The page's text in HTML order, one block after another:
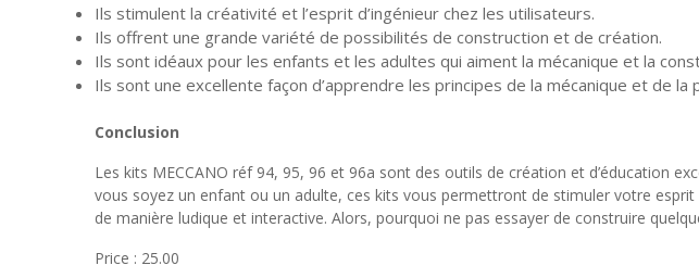
Ils stimulent la créativité et l’esprit d’ingénieur chez les utilisateurs.
Ils offrent une grande variété de possibilités de construction et de création.
Ils sont idéaux pour les enfants et les adultes qui aiment la mécanique et la
Ils sont une excellente façon d’apprendre les principes de la mécanique et de
Conclusion
Les kits MECCANO réf 94, 95, 96 et 96a sont des outils de création et d’éducation
vous soyez un enfant ou un adulte, ces kits vous permettront de stimuler votre
de manière ludique et interactive. Alors, pourquoi ne pas essayer de construire
Price : 25.00